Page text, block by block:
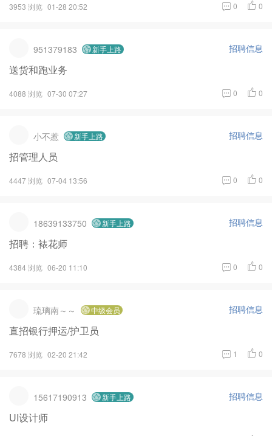
3953 浏览 01-28 20:52 0 0
951379183 新手上路 招聘信息
送货和跑业务
4088 浏览 07-30 07:27 0 0
小不惹 新手上路 招聘信息
招管理人员
4447 浏览 07-04 13:56 0 0
18639133750 新手上路 招聘信息
招聘：裱花师
4384 浏览 06-20 11:10 0 0
琉璃南～～ 中级会员 招聘信息
直招银行押运/护卫员
7678 浏览 02-20 21:42 1 0
15617190913 新手上路 招聘信息
UI设计师